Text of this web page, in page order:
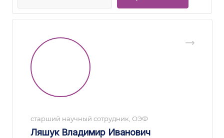
старший научный сотрудник, ОЭФ
Ляшук Владимир Иванович